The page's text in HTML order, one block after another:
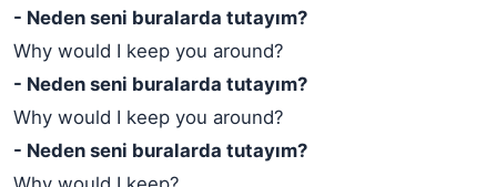
- Neden seni buralarda tutayım?
Why would I keep you around?
- Neden seni buralarda tutayım?
Why would I keep you around?
- Neden seni buralarda tutayım?